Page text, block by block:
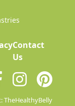
Contact
Us
TheHealthyBelly